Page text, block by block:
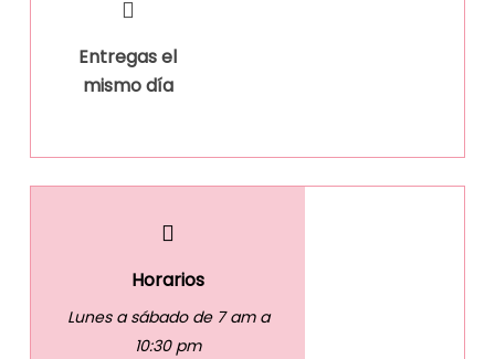
Entregas el
mismo día
Horarios
Lunes a sábado de 7 am a
10:30 pm